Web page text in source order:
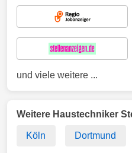
und viele weitere ...
Weitere Haustechniker
Köln Dortmund